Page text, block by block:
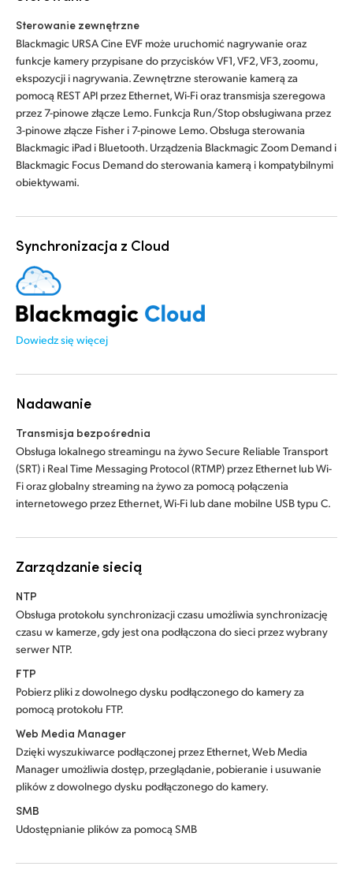
Sterowanie zewnętrzne
Blackmagic URSA Cine EVF może uruchomić nagrywanie oraz
funkcje kamery przypisane do przycisków VF1, VF2, VF3, zoomu,
ekspozycji i nagrywania. Zewnętrzne sterowanie kamerą za
pomocą REST API przez Ethernet, Wi-Fi oraz transmisja szeregowa
przez 7-pinowe złącze Lemo. Funkcja Run/Stop obsługiwana przez
3-pinowe złącze Fisher i 7-pinowe Lemo. Obsługa sterowania
Blackmagic iPad i Bluetooth. Urządzenia Blackmagic Zoom Demand i
Blackmagic Focus Demand do sterowania kamerą i kompatybilnymi
obiektywami.
Synchronizacja z Cloud
Dowiedz się więcej
Nadawanie
Transmisja bezpośrednia
Obsługa lokalnego streamingu na żywo Secure Reliable Transport
(SRT) i Real Time Messaging Protocol (RTMP) przez Ethernet lub Wi-
Fi oraz globalny streaming na żywo za pomocą połączenia
internetowego przez Ethernet, Wi-Fi lub dane mobilne USB typu C.
Zarządzanie siecią
NTP
Obsługa protokołu synchronizacji czasu umożliwia synchronizację
czasu w kamerze, gdy jest ona podłączona do sieci przez wybrany
serwer NTP.
FTP
Pobierz pliki z dowolnego dysku podłączonego do kamery za
pomocą protokołu FTP.
Web Media Manager
Dzięki wyszukiwarce podłączonej przez Ethernet, Web Media
Manager umożliwia dostęp, przeglądanie, pobieranie i usuwanie
plików z dowolnego dysku podłączonego do kamery.
SMB
Udostępnianie plików za pomocą SMB